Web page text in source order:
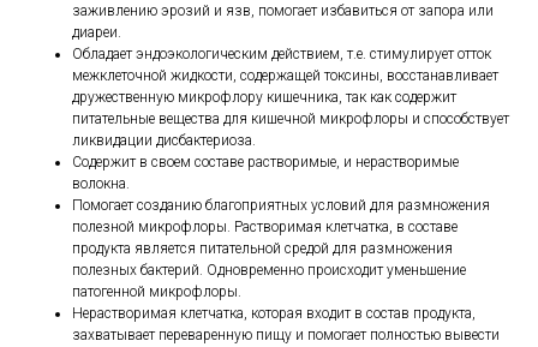
заживлению эрозий и язв, помогает избавиться от запора или
диареи.
Обладает эндоэкологическим действием, т.е. стимулирует отток
межклеточной жидкости, содержащей токсины, восстанавливает
дружественную микрофлору кишечника, так как содержит
питательные вещества для кишечной микрофлоры и способствует
ликвидации дисбактериоза.
Содержит в своем составе растворимые, и нерастворимые
волокна.
Помогает созданию благоприятных условий для размножения
полезной микрофлоры. Растворимая клетчатка, в составе
продукта является питательной средой для размножения
полезных бактерий. Одновременно происходит уменьшение
патогенной микрофлоры.
Нерастворимая клетчатка, которая входит в состав продукта,
захватывает переваренную пищу и помогает полностью вывести